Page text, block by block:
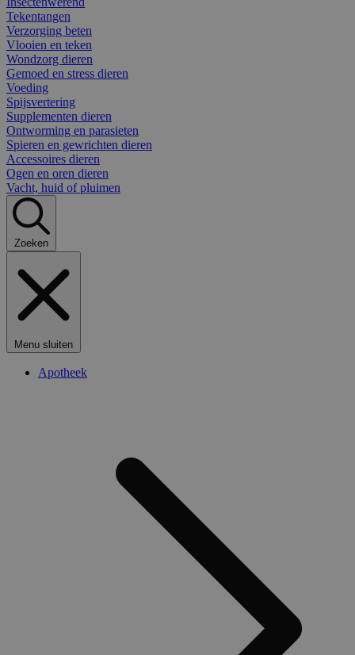
Tekentangen
Verzorging beten
Vlooien en teken
Wondzorg dieren
Gemoed en stress dieren
Voeding
Spijsvertering
Supplementen dieren
Ontworming en parasieten
Spieren en gewrichten dieren
Accessoires dieren
Ogen en oren dieren
Vacht, huid of pluimen
Zoeken
Menu sluiten
Apotheek